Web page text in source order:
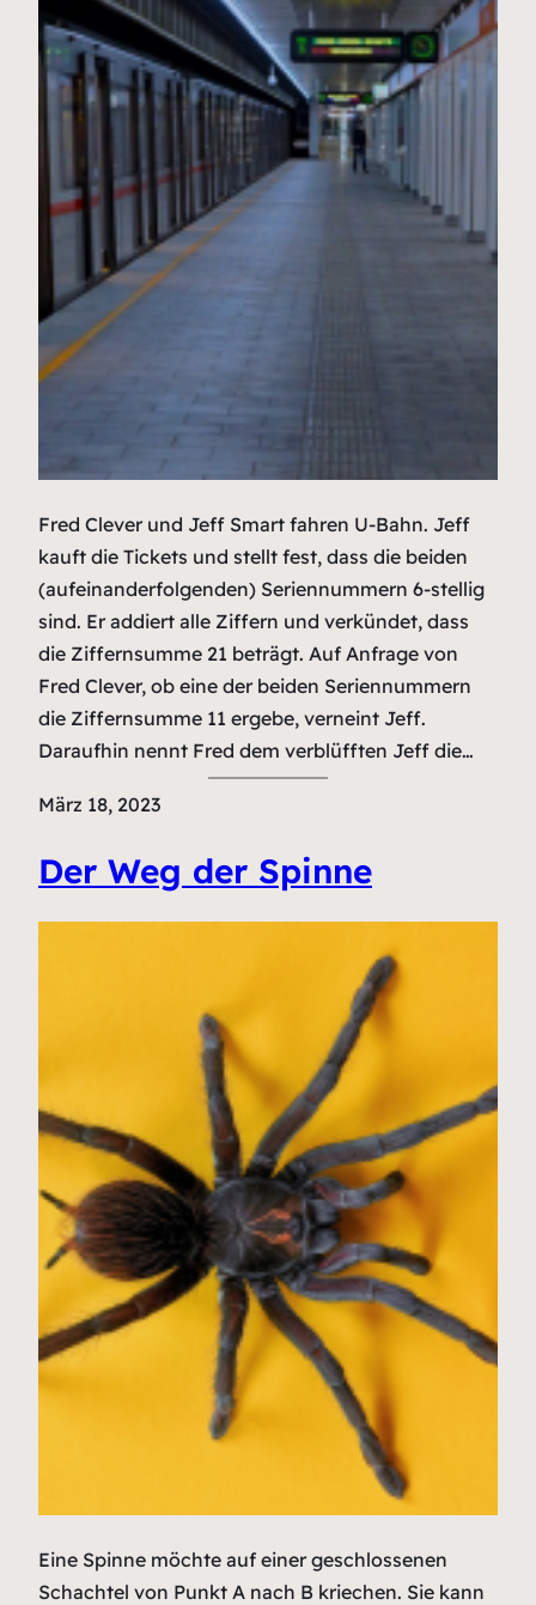
Fred Clever und Jeff Smart fahren U-Bahn. Jeff
kauft die Tickets und stellt fest, dass die beiden
(aufeinanderfolgenden) Seriennummern 6-stellig
sind. Er addiert alle Ziffern und verkündet, dass
die Ziffernsumme 21 beträgt. Auf Anfrage von
Fred Clever, ob eine der beiden Seriennummern
die Ziffernsumme 11 ergebe, verneint Jeff.
Daraufhin nennt Fred dem verblüfften Jeff die…
März 18, 2023
Der Weg der Spinne
Eine Spinne möchte auf einer geschlossenen
Schachtel von Punkt A nach B kriechen. Sie kann